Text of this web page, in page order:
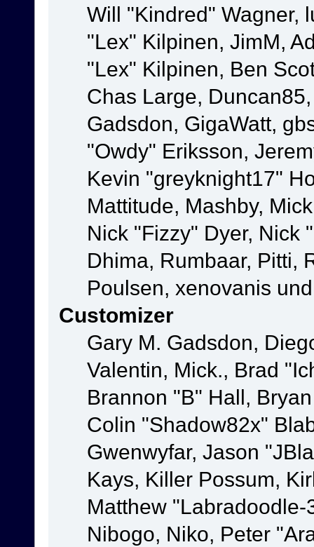
Will "Kindred" Wagner,
"Lex" Kilpinen, JimM,
"Lex" Kilpinen, Ben
Chas Large,
Gadsdon, GigaWatt,
"Owdy" Eriksson,
Kevin "greyknight17"
Mattitude, Mashby,
Nick "Fizzy" Dyer, Nick
Dhima, Rumbaar, Pitti,
Poulsen, xenovanis
Customizer
Gary M. Gadsdon,
Valentin, Mick., Brad
Brannon "B" Hall,
Colin "Shadow82x"
Gwenwyfar, Jason
Kays, Killer Possum,
Matthew
Nibogo, Niko, Peter